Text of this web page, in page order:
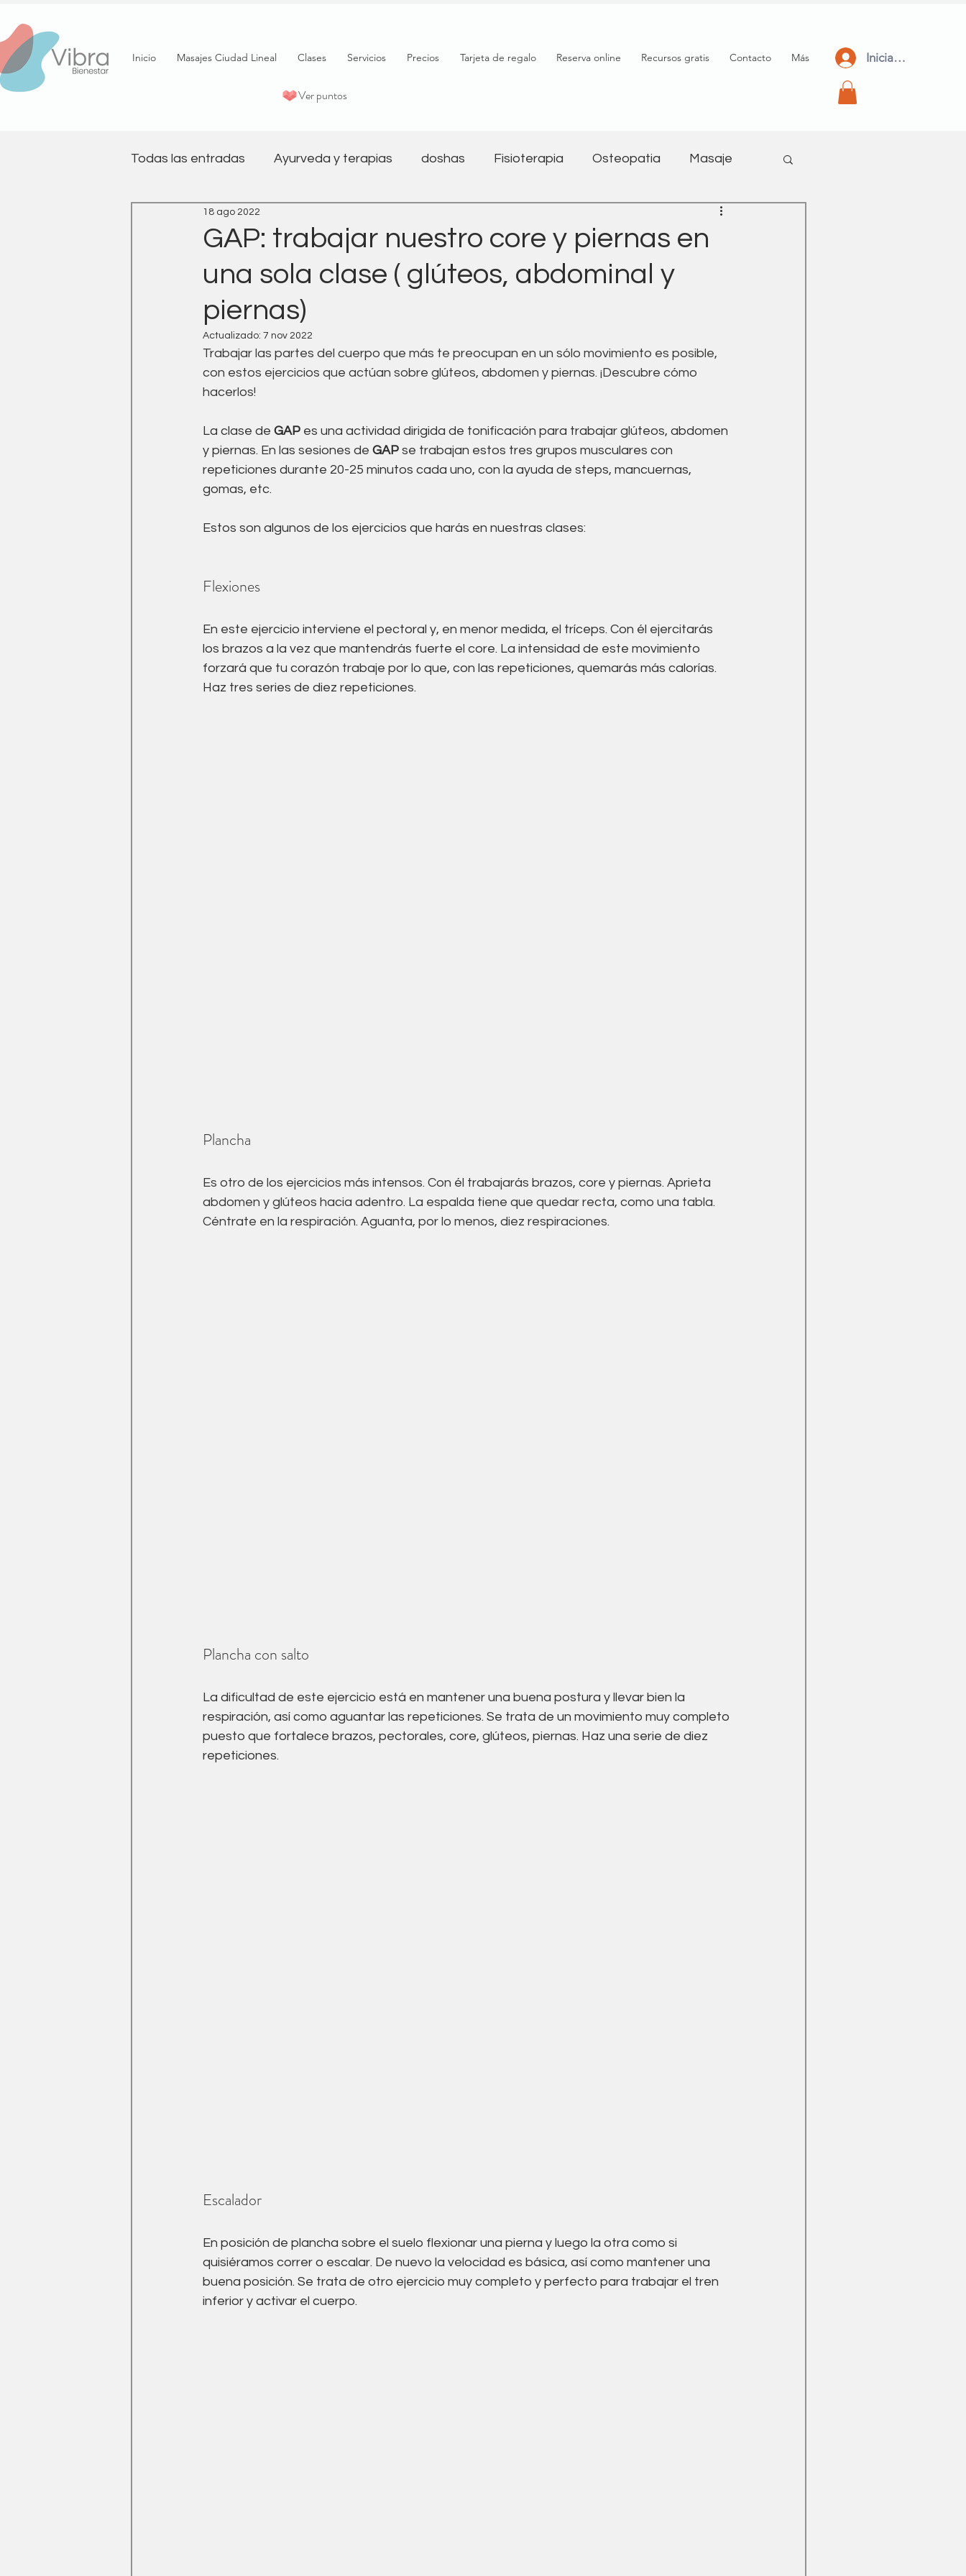
Inicio Masajes Ciudad Lineal Clases Servicios Precios Tarjeta de regalo Reserva online Recursos gratis Contacto Más
Ver puntos
Iniciar Sesión
Todas las entradas Ayurveda y terapias doshas Fisioterapia Osteopatia Masaje
psicología Terapia
Salud emocional Salud digestiva Embarazo Fitness
Medicina Tradicional China
Ejercicio drenaje linfatico
GAP: trabajar nuestro core y piernas en
una sola clase ( glúteos, abdominal y
piernas)
18 ago 2022
Actualizado: 7 nov 2022
Trabajar las partes del cuerpo que más te preocupan en un sólo movimiento es posible,
con estos ejercicios que actúan sobre glúteos, abdomen y piernas. ¡Descubre cómo
hacerlos!
La clase de GAP es una actividad dirigida de tonificación para trabajar glúteos, abdomen
y piernas. En las sesiones de GAP se trabajan estos tres grupos musculares con
repeticiones durante 20-25 minutos cada uno, con la ayuda de steps, mancuernas,
gomas, etc.
Estos son algunos de los ejercicios que harás en nuestras clases:
Flexiones
En este ejercicio interviene el pectoral y, en menor medida, el tríceps. Con él ejercitarás
los brazos a la vez que mantendrás fuerte el core. La intensidad de este movimiento
forzará que tu corazón trabaje por lo que, con las repeticiones, quemarás más calorías.
Haz tres series de diez repeticiones.
Plancha
Es otro de los ejercicios más intensos. Con él trabajarás brazos, core y piernas. Aprieta
abdomen y glúteos hacia adentro. La espalda tiene que quedar recta, como una tabla.
Céntrate en la respiración. Aguanta, por lo menos, diez respiraciones.
Plancha con salto
La dificultad de este ejercicio está en mantener una buena postura y llevar bien la
respiración, así como aguantar las repeticiones. Se trata de un movimiento muy completo
puesto que fortalece brazos, pectorales, core, glúteos, piernas. Haz una serie de diez
repeticiones.
Escalador
En posición de plancha sobre el suelo flexionar una pierna y luego la otra como si
quisiéramos correr o escalar. De nuevo la velocidad es básica, así como mantener una
buena posición. Se trata de otro ejercicio muy completo y perfecto para trabajar el tren
inferior y activar el cuerpo.